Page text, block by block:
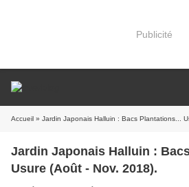
Publicité
Accueil » Jardin Japonais Halluin : Bacs Plantations...
Jardin Japonais Halluin :
Usure (Août - Nov. 2018).